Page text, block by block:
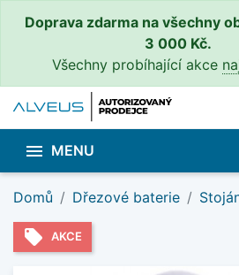
Doprava zdarma na všechny
3 000 Kč.
Všechny probíhající akce
 MENU
Domů Dřezové baterie
local_offer AKCE